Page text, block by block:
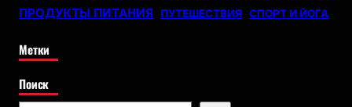
ПРОДУКТЫ ПИТАНИЯ
ПУТЕШЕСТВИЯ СПОРТ И ЙОГА
Метки
Поиск